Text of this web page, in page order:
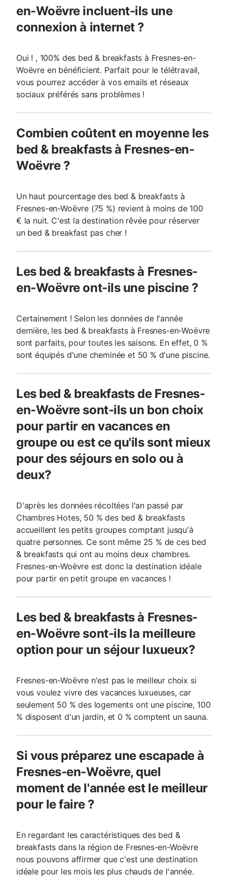
en-Woëvre incluent-ils une
connexion à internet ?
Oui ! , 100% des bed & breakfasts à Fresnes-en-
Woëvre en bénéficient. Parfait pour le télétravail,
vous pourrez accéder à vos emails et réseaux
sociaux préférés sans problèmes !
Combien coûtent en moyenne les
bed & breakfasts à Fresnes-en-
Woëvre ?
Un haut pourcentage des bed & breakfasts à
Fresnes-en-Woëvre (75 %) revient à moins de 100
€ la nuit. C'est la destination rêvée pour réserver
un bed & breakfast pas cher !
Les bed & breakfasts à Fresnes-
en-Woëvre ont-ils une piscine ?
Certainement ! Selon les données de l'année
dernière, les bed & breakfasts à Fresnes-en-Woëvre
sont parfaits, pour toutes les saisons. En effet, 0 %
sont équipés d'une cheminée et 50 % d'une piscine.
Les bed & breakfasts de Fresnes-
en-Woëvre sont-ils un bon choix
pour partir en vacances en
groupe ou est ce qu'ils sont mieux
pour des séjours en solo ou à
deux?
D'après les données récoltées l'an passé par
Chambres Hotes, 50 % des bed & breakfasts
accueillent les petits groupes comptant jusqu'à
quatre personnes. Ce sont même 25 % de ces bed
& breakfasts qui ont au moins deux chambres.
Fresnes-en-Woëvre est donc la destination idéale
pour partir en petit groupe en vacances !
Les bed & breakfasts à Fresnes-
en-Woëvre sont-ils la meilleure
option pour un séjour luxueux?
Fresnes-en-Woëvre n'est pas le meilleur choix si
vous voulez vivre des vacances luxueuses, car
seulement 50 % des logements ont une piscine, 100
% disposent d'un jardin, et 0 % comptent un sauna.
Si vous préparez une escapade à
Fresnes-en-Woëvre, quel
moment de l'année est le meilleur
pour le faire ?
En regardant les caractéristiques des bed &
breakfasts dans la région de Fresnes-en-Woëvre
nous pouvons affirmer que c'est une destination
idéale pour les mois les plus chauds de l'année.